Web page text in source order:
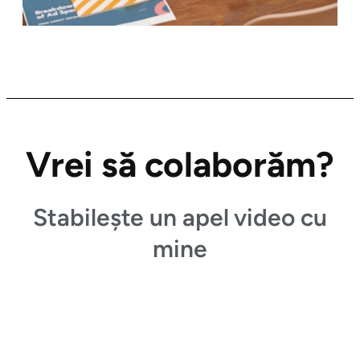
Vrei să colaborăm?
Stabilește un apel video cu
mine